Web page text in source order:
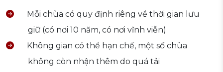
Mỗi chùa có quy định riêng về thời gian lưu
giữ (có nơi 10 năm, có nơi vĩnh viễn)
Không gian có thể hạn chế, một số chùa
không còn nhận thêm do quá tải